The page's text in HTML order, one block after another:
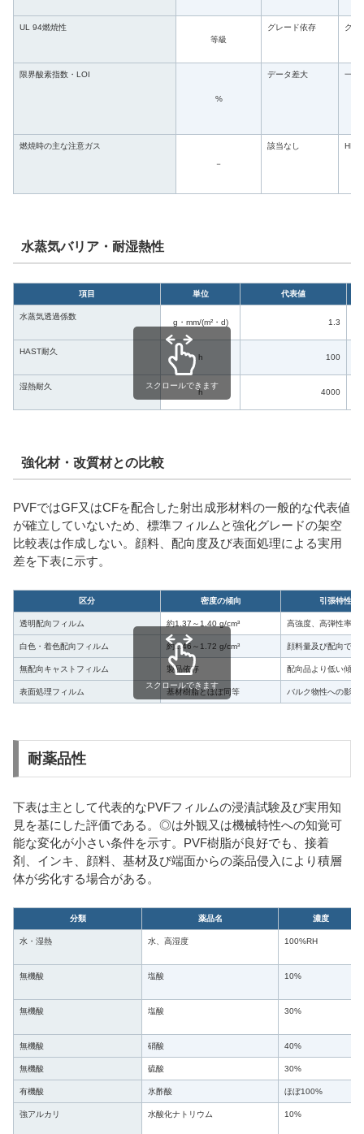
UL 94燃焼性
等級
グレード依存 グレ
限界酸素指数・LOI
%
データ差大 一般
燃焼時の主な注意ガス
－
該当なし HF等
水蒸気バリア・耐湿熱性
項目 単位 代表値
水蒸気透過係数
g・mm/(m²・d) 1.3
HAST耐久
h 100
湿熱耐久
h 4000
スクロールできます
強化材・改質材との比較
PVFではGF又はCFを配合した射出成形材料の一般的な代表値
が確立していないため、標準フィルムと強化グレードの架空
比較表は作成しない。顔料、配向度及び表面処理による実用
差を下表に示す。
区分 密度の傾向 引張特性の
透明配向フィルム 約1.37～1.40 g/cm³ 高強度、高弾性率
白色・着色配向フィルム 約1.46～1.72 g/cm³ 顔料量及び配向で変
無配向キャストフィルム 製品依存 配向品より低い傾向
表面処理フィルム 基材樹脂とほぼ同等 バルク物性への影響
スクロールできます
耐薬品性
下表は主として代表的なPVFフィルムの浸漬試験及び実用知
見を基にした評価である。◎は外観又は機械特性への知覚可
能な変化が小さい条件を示す。PVF樹脂が良好でも、接着
剤、インキ、顔料、基材及び端面からの薬品侵入により積層
体が劣化する場合がある。
分類 薬品名 濃度
水・湿熱 水、高湿度 100%RH
無機酸 塩酸 10%
無機酸 塩酸 30%
無機酸 硝酸 40%
無機酸 硫酸 30%
有機酸 氷酢酸 ほぼ100%
強アルカリ 水酸化ナトリウム 10%